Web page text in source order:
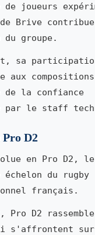
de joueurs
Brive
du groupe.
sa
aux compositions
de la confiance
par le staff
D2
en Pro D2, le
échelon du rugby
français.
Pro D2
s'affrontent sur